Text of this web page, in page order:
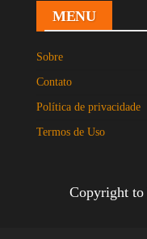
MENU
Sobre
Contato
Política de privacidade
Termos de Uso
Copyright to